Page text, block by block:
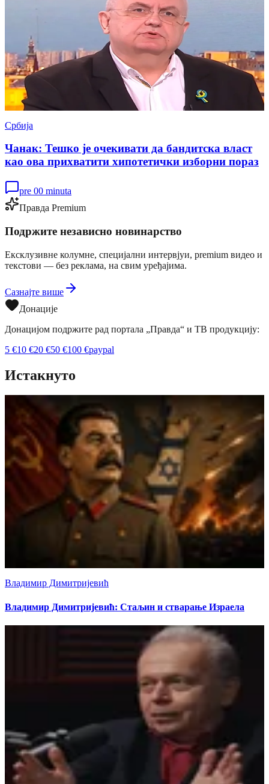
Србија
Чанак: Тешко је очекивати да бандитска власт
као ова прихватити хипотетички изборни пораз
pre 00 minuta
Правда Premium
Подржите независно новинарство
Ексклузивне колумне, специјални интервјуи, premium видео и
текстови — без реклама, на свим уређајима.
Сазнајте више
Донације
Донацијом подржите рад портала „Правда“ и ТВ продукцију:
5 €10 €20 €50 €100 €paypal
Истакнуто
Владимир Димитријевић
Владимир Димитријевић: Стаљин и стварање Израела